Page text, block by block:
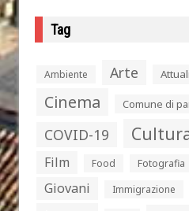
Tag
Ambiente Arte
Cinema Comune di
COVID-19
Film Food Fotografia
Giovani Immigrazione